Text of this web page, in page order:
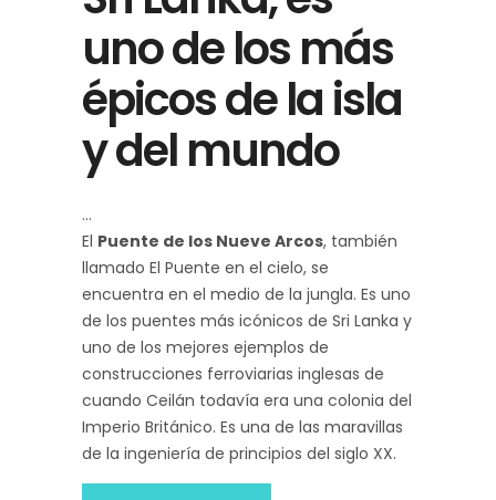
uno de los más
épicos de la isla
y del mundo
El Puente de los Nueve Arcos, también
llamado El Puente en el cielo, se
encuentra en el medio de la jungla. Es uno
de los puentes más icónicos de Sri Lanka y
uno de los mejores ejemplos de
construcciones ferroviarias inglesas de
cuando Ceilán todavía era una colonia del
Imperio Británico. Es una de las maravillas
de la ingeniería de principios del siglo XX.